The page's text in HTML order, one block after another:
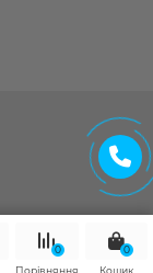
0
Порівняння
0
Кошик